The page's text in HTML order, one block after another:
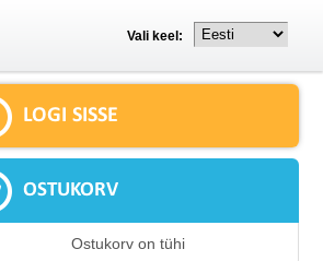
Vali keel:
LOGI SISSE
OSTUKORV
Ostukorv on tühi